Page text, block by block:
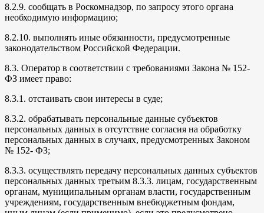
8.2.9. сообщать в Роскомнадзор, по запросу этого органа
необходимую информацию;
8.2.10. выполнять иные обязанности, предусмотренные
законодательством Российской Федерации.
8.3. Оператор в соответствии с требованиями Закона № 152-
ФЗ имеет право:
8.3.1. отстаивать свои интересы в суде;
8.3.2. обрабатывать персональные данные субъектов
персональных данных в отсутствие согласия на обработку
персональных данных в случаях, предусмотренных Законом
№ 152- ФЗ;
8.3.3. осуществлять передачу персональных данных субъектов
персональных данных третьим 8.3.3. лицам, государственным
органам, муниципальным органам власти, государственным
учреждениям, государственным внебюджетным фондам,